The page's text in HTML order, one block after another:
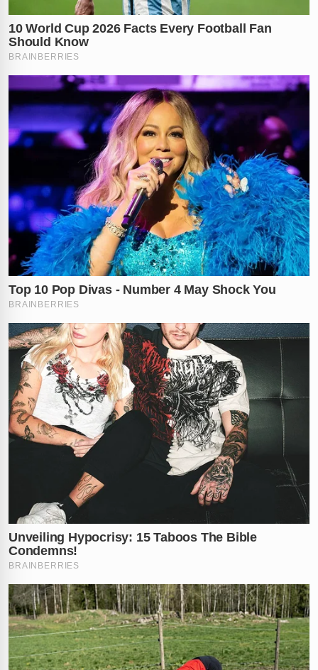
RECOMENDADOPARA VOCÊ
✕